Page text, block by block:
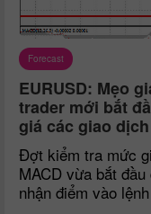
Forecast
EURUSD: Mẹo
trader mới bắt
giá các giao
Đợt kiểm tra mức
MACD vừa bắt
nhận điểm vào